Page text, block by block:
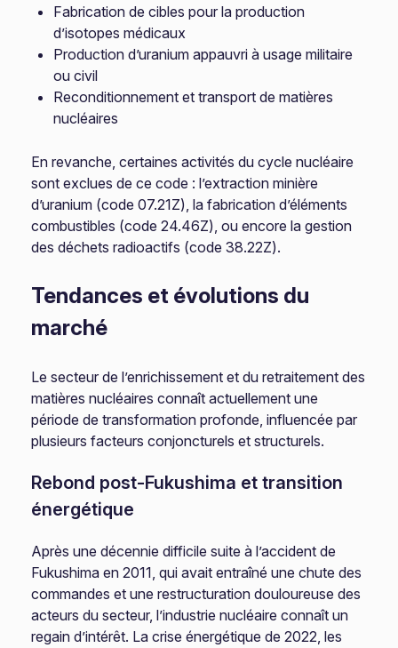
Fabrication de cibles pour la production
d’isotopes médicaux
Production d’uranium appauvri à usage militaire
ou civil
Reconditionnement et transport de matières
nucléaires
En revanche, certaines activités du cycle nucléaire
sont exclues de ce code : l’extraction minière
d’uranium (code 07.21Z), la fabrication d’éléments
combustibles (code 24.46Z), ou encore la gestion
des déchets radioactifs (code 38.22Z).
Tendances et évolutions du
marché
Le secteur de l’enrichissement et du retraitement des
matières nucléaires connaît actuellement une
période de transformation profonde, influencée par
plusieurs facteurs conjoncturels et structurels.
Rebond post-Fukushima et transition
énergétique
Après une décennie difficile suite à l’accident de
Fukushima en 2011, qui avait entraîné une chute des
commandes et une restructuration douloureuse des
acteurs du secteur, l’industrie nucléaire connaît un
regain d’intérêt. La crise énergétique de 2022, les